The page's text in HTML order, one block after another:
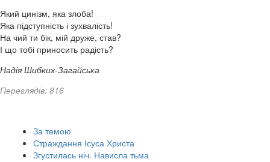
Який цинізм, яка злоба!
Яка підступність і зухвалість!
На чий ти бік, мій друже, став?
І що тобі приносить радість?
Надія Шибких-Загайська
Переглядів: 816
За темою
Страждання Ісуса Христа
Згустилась ніч. Нависла тьма